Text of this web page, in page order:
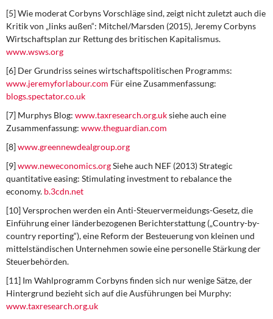
[5] Wie moderat Corbyns Vorschläge sind, zeigt nicht zuletzt auch die
Kritik von „links außen“: Mitchel/Marsden (2015), Jeremy Corbyns
Wirtschaftsplan zur Rettung des britischen Kapitalismus.
www.wsws.org
[6] Der Grundriss seines wirtschaftspolitischen Programms:
www.jeremyforlabour.com Für eine Zusammenfassung:
blogs.spectator.co.uk
[7] Murphys Blog: www.taxresearch.org.uksiehe auch eine
Zusammenfassung: www.theguardian.com
[8]www.greennewdealgroup.org
[9]www.neweconomics.orgSiehe auch NEF (2013) Strategic
quantitative easing: Stimulating investment to rebalance the
economy. b.3cdn.net
[10] Versprochen werden ein Anti-Steuervermeidungs-Gesetz, die
Einführung einer länderbezogenen Berichterstattung („Country-by-
country reporting“), eine Reform der Besteuerung von kleinen und
mittelständischen Unternehmen sowie eine personelle Stärkung der
Steuerbehörden.
[11] Im Wahlprogramm Corbyns finden sich nur wenige Sätze, der
Hintergrund bezieht sich auf die Ausführungen bei Murphy:
www.taxresearch.org.uk